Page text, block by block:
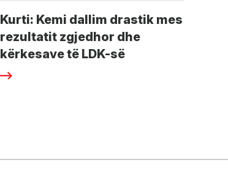
Kurti: Kemi dallim drastik mes
rezultatit zgjedhor dhe
kërkesave të LDK-së